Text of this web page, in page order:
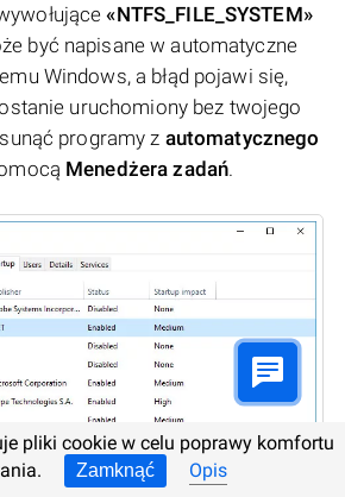
«NTFS_FILE_SYSTEM»
być napisane w automatyczne
Windows, a błąd pojawi się,
uruchomiony bez twojego
programy z automatycznego
Menedżera zadań.
pliki cookie w celu poprawy komfortu
Zamknąć Opis